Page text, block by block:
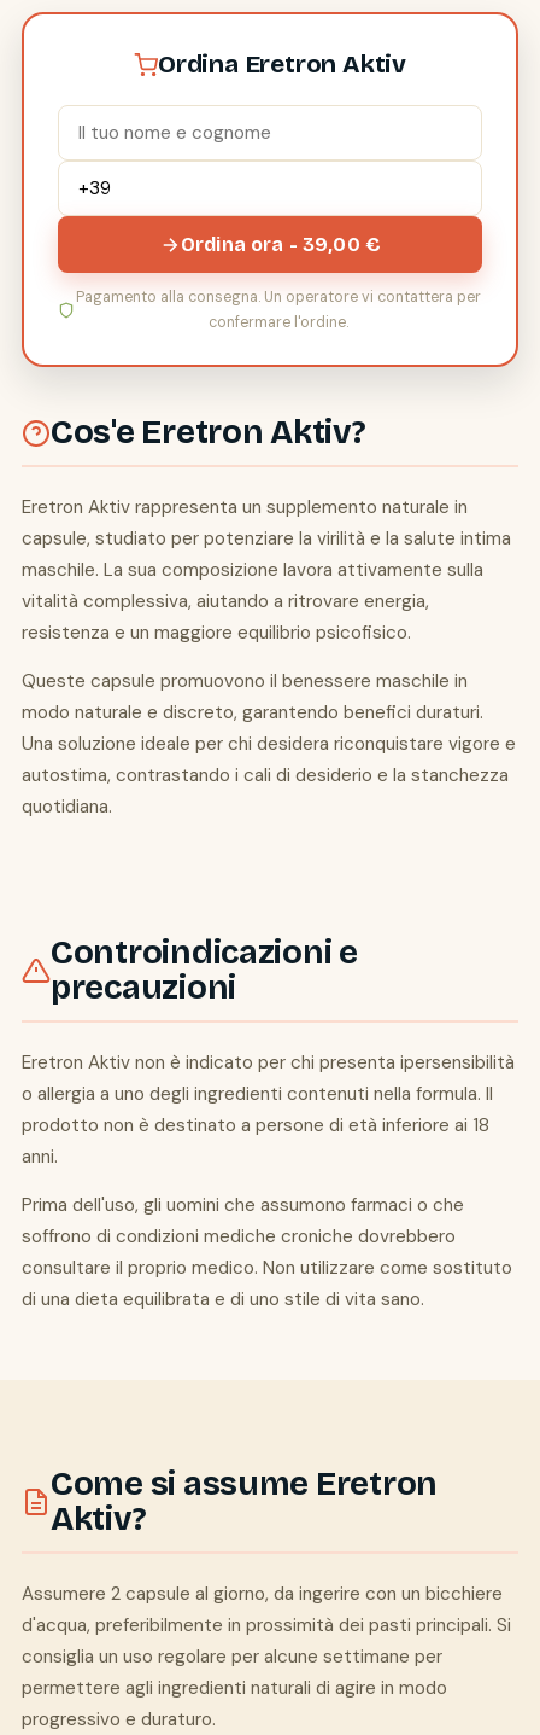
Ordina Eretron Aktiv
Ordina ora - 39,00 €
Pagamento alla consegna. Un operatore vi contattera per
confermare l'ordine.
Cos'e Eretron Aktiv?
Eretron Aktiv rappresenta un supplemento naturale in
capsule, studiato per potenziare la virilità e la salute intima
maschile. La sua composizione lavora attivamente sulla
vitalità complessiva, aiutando a ritrovare energia,
resistenza e un maggiore equilibrio psicofisico.
Queste capsule promuovono il benessere maschile in
modo naturale e discreto, garantendo benefici duraturi.
Una soluzione ideale per chi desidera riconquistare vigore e
autostima, contrastando i cali di desiderio e la stanchezza
quotidiana.
Controindicazioni e
precauzioni
Eretron Aktiv non è indicato per chi presenta ipersensibilità
o allergia a uno degli ingredienti contenuti nella formula. Il
prodotto non è destinato a persone di età inferiore ai 18
anni.
Prima dell'uso, gli uomini che assumono farmaci o che
soffrono di condizioni mediche croniche dovrebbero
consultare il proprio medico. Non utilizzare come sostituto
di una dieta equilibrata e di uno stile di vita sano.
Come si assume Eretron
Aktiv?
Assumere 2 capsule al giorno, da ingerire con un bicchiere
d'acqua, preferibilmente in prossimità dei pasti principali. Si
consiglia un uso regolare per alcune settimane per
permettere agli ingredienti naturali di agire in modo
progressivo e duraturo.